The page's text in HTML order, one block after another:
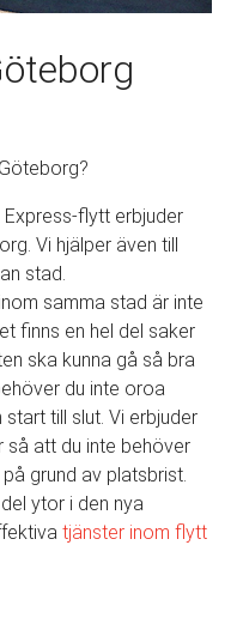
flytt erbjuder
Vi hjälper även till
stad.
samma stad är inte
finns en hel del saker
ska kunna gå så bra
du inte oroa
till slut. Vi erbjuder
så att du inte behöver
grund av platsbrist.
ytor i den nya
tjänster inom flytt